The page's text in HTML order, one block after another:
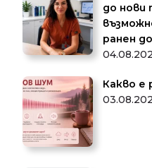
до нови
ранен
Какво е